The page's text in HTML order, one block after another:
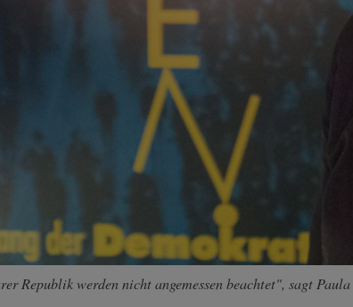
Republik werden nicht angemessen beachtet", sagt